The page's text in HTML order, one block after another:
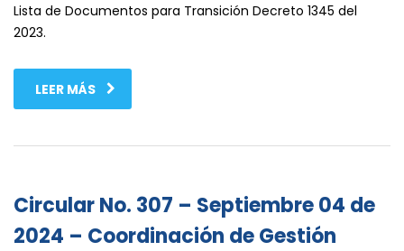
Lista de Documentos para Transición Decreto 1345 del
2023.
LEER MÁS
Circular No. 307 – Septiembre 04 de
2024 – Coordinación de Gestión